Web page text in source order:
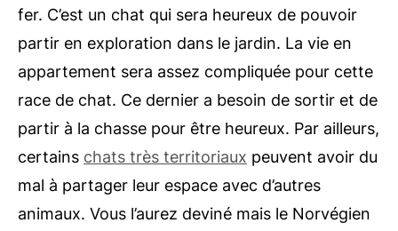
fer. C’est un chat qui sera heureux de pouvoir
partir en exploration dans le jardin. La vie en
appartement sera assez compliquée pour cette
race de chat. Ce dernier a besoin de sortir et de
partir à la chasse pour être heureux. Par ailleurs,
certains chats très territoriaux peuvent avoir du
mal à partager leur espace avec d’autres
animaux. Vous l’aurez deviné mais le Norvégien